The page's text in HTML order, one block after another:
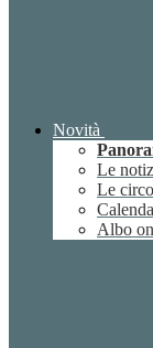
Novità
Le
Le
Albo